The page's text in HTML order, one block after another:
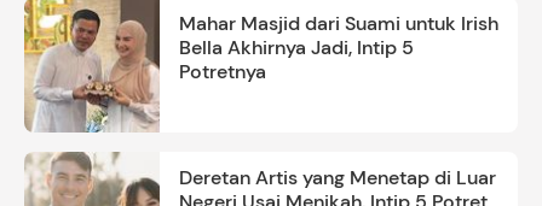
Mahar Masjid dari Suami untuk Irish
Bella Akhirnya Jadi, Intip 5
Potretnya
Deretan Artis yang Menetap di Luar